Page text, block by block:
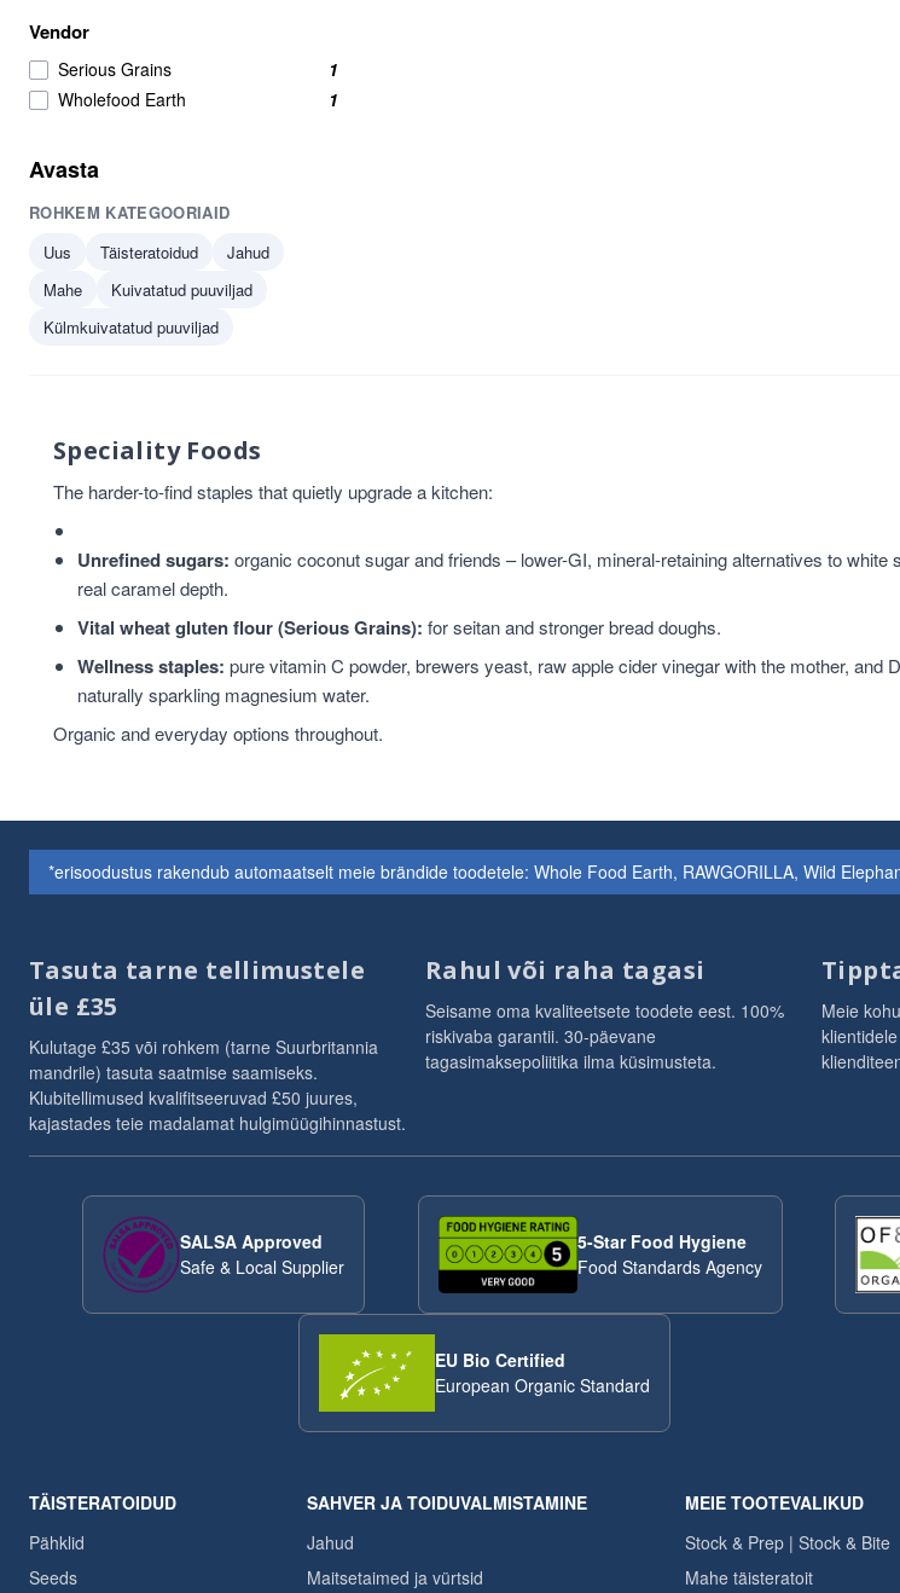
Vendor
Serious Grains
1
Wholefood Earth
1
Avasta
ROHKEM KATEGOORIAID
Uus
Täisteratoidud
Jahud
Mahe
Kuivatatud puuviljad
Külmkuivatatud puuviljad
Speciality Foods
The harder-to-find staples that quietly upgrade a kitchen:
Unrefined sugars: organic coconut sugar and friends – lower-GI, mineral-retaining alternatives to white
real caramel depth.
Vital wheat gluten flour (Serious Grains): for seitan and stronger bread doughs.
Wellness staples: pure vitamin C powder, brewers yeast, raw apple cider vinegar with the mother, and
naturally sparkling magnesium water.
Organic and everyday options throughout.
*erisoodustus rakendub automaatselt meie brändide toodetele: Whole Food Earth, RAWGORILLA, Wild
Tasuta tarne tellimustele
üle £35
Kulutage £35 või rohkem (tarne Suurbritannia
mandrile) tasuta saatmise saamiseks.
Klubitellimused kvalifitseeruvad £50 juures,
kajastades teie madalamat hulgimüügihinnastust.
Rahul või raha tagasi
Seisame oma kvaliteetsete toodete eest. 100%
riskivaba garantii. 30-päevane
tagasimaksepoliitika ilma küsimusteta.
Meie
SALSA Approved
Safe & Local Supplier
5-Star Food Hygiene
Food Standards Agency
EU Bio Certified
European Organic Standard
TÄISTERATOIDUD
Pähklid
Seeds
SAHVER JA TOIDUVALMISTAMINE
Jahud
Maitsetaimed ja vürtsid
MEIE TOOTEVALIKUD
Stock & Prep | Stock & Bite
Mahe täisteratoit